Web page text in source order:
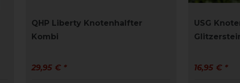
QHP Liberty Knotenhalfter
Kombi
29,95 € *
USG
16,95 € *